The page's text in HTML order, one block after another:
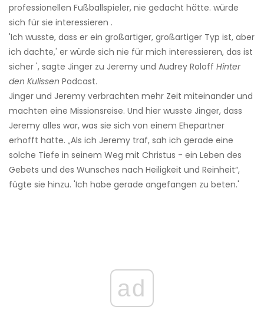
professionellen Fußballspieler, nie gedacht hätte. würde
sich für sie interessieren .
'Ich wusste, dass er ein großartiger, großartiger Typ ist, aber
ich dachte,' er würde sich nie für mich interessieren, das ist
sicher ', sagte Jinger zu Jeremy und Audrey Roloff Hinter
den Kulissen Podcast.
Jinger und Jeremy verbrachten mehr Zeit miteinander und
machten eine Missionsreise. Und hier wusste Jinger, dass
Jeremy alles war, was sie sich von einem Ehepartner
erhofft hatte. „Als ich Jeremy traf, sah ich gerade eine
solche Tiefe in seinem Weg mit Christus - ein Leben des
Gebets und des Wunsches nach Heiligkeit und Reinheit“,
fügte sie hinzu. 'Ich habe gerade angefangen zu beten.'
ad